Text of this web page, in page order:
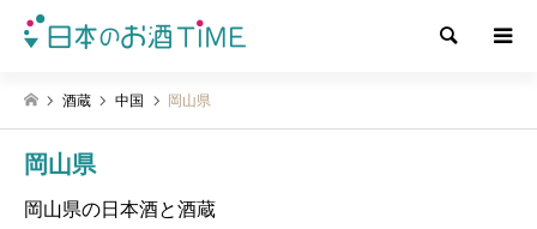
検索
酒蔵 中国 岡山県
岡山県
岡山県の日本酒と酒蔵